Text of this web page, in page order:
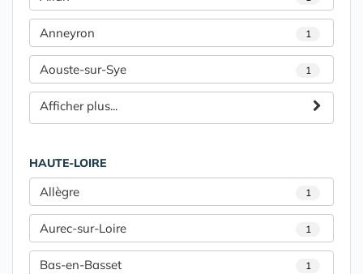
Anneyron 1
Aouste-sur-Sye 1
Afficher plus...
HAUTE-LOIRE
Allègre 1
Aurec-sur-Loire 1
Bas-en-Basset 1